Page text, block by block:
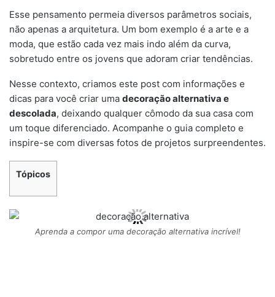
Esse pensamento permeia diversos parâmetros sociais,
não apenas a arquitetura. Um bom exemplo é a arte e a
moda, que estão cada vez mais indo além da curva,
sobretudo entre os jovens que adoram criar tendências.
Nesse contexto, criamos este post com informações e
dicas para você criar uma decoração alternativa e
descolada, deixando qualquer cômodo da sua casa com
um toque diferenciado. Acompanhe o guia completo e
inspire-se com diversas fotos de projetos surpreendentes.
Tópicos
Aprenda a compor uma decoração alternativa incrível!